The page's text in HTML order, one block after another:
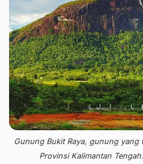
Gunung Bukit Raya, gunung yang
Provinsi Kalimantan